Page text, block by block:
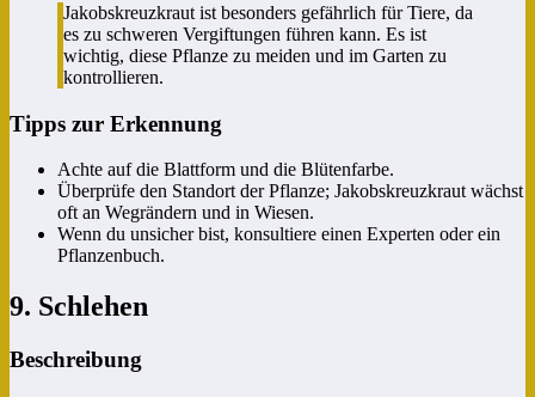
Jakobskreuzkraut ist besonders gefährlich für Tiere, da
es zu schweren Vergiftungen führen kann. Es ist
wichtig, diese Pflanze zu meiden und im Garten zu
kontrollieren.
Tipps zur Erkennung
Achte auf die Blattform und die Blütenfarbe.
Überprüfe den Standort der Pflanze; Jakobskreuzkraut wächst
oft an Wegrändern und in Wiesen.
Wenn du unsicher bist, konsultiere einen Experten oder ein
Pflanzenbuch.
9. Schlehen
Beschreibung